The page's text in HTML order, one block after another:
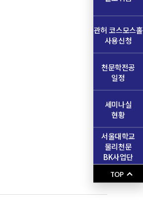
관허 코스모스홀
사용신청
천문학전공
일정
세미나실
현황
서울대학교
물리천문
BK사업단
TOP